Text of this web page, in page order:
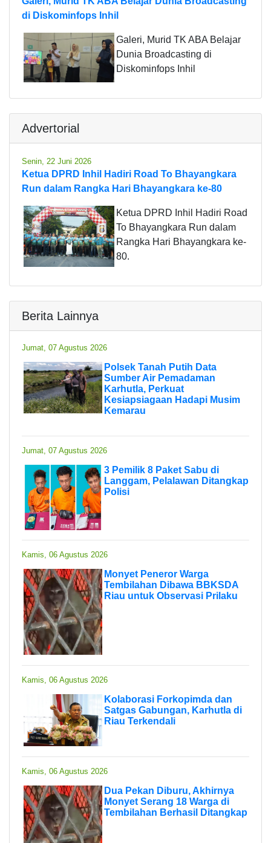
di Diskominfops Inhil
Galeri, Murid TK ABA Belajar
Dunia Broadcasting di
Diskominfops Inhil
Advertorial
Senin, 22 Juni 2026
Ketua DPRD Inhil Hadiri Road To Bhayangkara
Run dalam Rangka Hari Bhayangkara ke-80
Ketua DPRD Inhil Hadiri Road
To Bhayangkara Run dalam
Rangka Hari Bhayangkara ke-
80.
Berita Lainnya
Jumat, 07 Agustus 2026
Polsek Tanah Putih Data
Sumber Air Pemadaman
Karhutla, Perkuat
Kesiapsiagaan Hadapi Musim
Kemarau
Jumat, 07 Agustus 2026
3 Pemilik 8 Paket Sabu di
Langgam, Pelalawan Ditangkap
Polisi
Kamis, 06 Agustus 2026
Monyet Peneror Warga
Tembilahan Dibawa BBKSDA
Riau untuk Observasi Prilaku
Kamis, 06 Agustus 2026
Kolaborasi Forkopimda dan
Satgas Gabungan, Karhutla di
Riau Terkendali
Kamis, 06 Agustus 2026
Dua Pekan Diburu, Akhirnya
Monyet Serang 18 Warga di
Tembilahan Berhasil Ditangkap